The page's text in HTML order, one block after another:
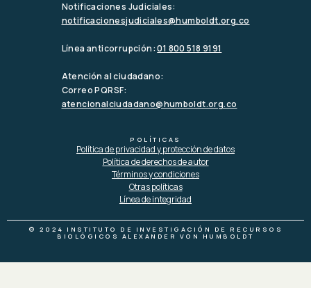
Notificaciones Judiciales:
notificacionesjudiciales@humboldt.org.co
Línea anticorrupción:01 800 518 9191
Atención al ciudadano:
Correo PQRSF:
atencionalciudadano@humboldt.org.co
POLÍTICAS
Política de privacidad y protección de datos
Política de derechos de autor
Términos y condiciones
Otras políticas
Línea de integridad
© 2024 INSTITUTO DE INVESTIGACIÓN DE RECURSOS
BIOLÓGICOS ALEXANDER VON HUMBOLDT